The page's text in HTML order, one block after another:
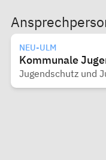
NEU-ULM
Kommunale
Jugendschutz und